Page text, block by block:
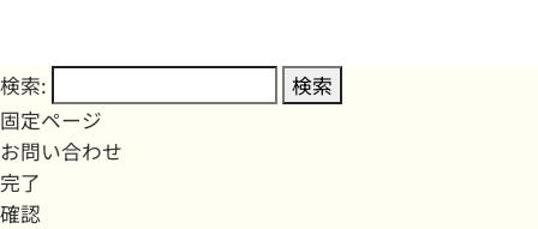
検索:
固定ページ
お問い合わせ
完了
確認